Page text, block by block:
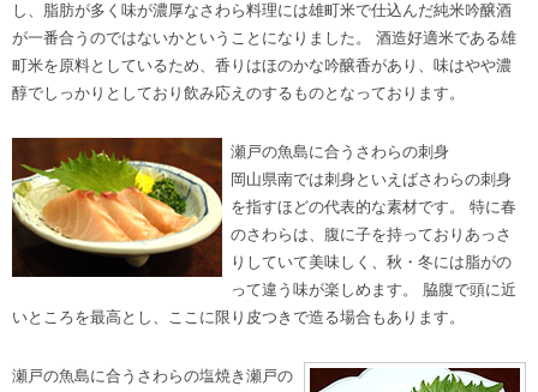
し、脂肪が多く味が濃厚なさわら料理には雄町米で仕込んだ純米吟醸酒
が一番合うのではないかということになりました。 酒造好適米である雄
町米を原料としているため、香りはほのかな吟醸香があり、味はやや濃
醇でしっかりとしており飲み応えのするものとなっております。
瀬戸の魚島に合うさわらの刺身
岡山県南では刺身といえばさわらの刺身
を指すほどの代表的な素材です。 特に春
のさわらは、腹に子を持っておりあっさ
りしていて美味しく、秋・冬には脂がの
って違う味が楽しめます。 脇腹で頭に近
いところを最高とし、ここに限り皮つきで造る場合もあります。
瀬戸の魚島に合うさわらの塩焼き瀬戸の